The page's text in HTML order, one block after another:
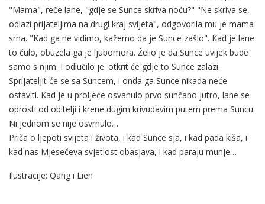
"Mama", reče lane, "gdje se Sunce skriva noću?" "Ne skriva se,
odlazi prijateljima na drugi kraj svijeta", odgovorila mu je mama
srna. "Kad ga ne vidimo, kažemo da je Sunce zašlo". Kad je lane
to čulo, obuzela ga je ljubomora. Želio je da Sunce uvijek bude
samo s njim. I odlučilo je: otkrit će gdje to Sunce zalazi.
Sprijateljit će se sa Suncem, i onda ga Sunce nikada neće
ostaviti. Kad je u proljeće osvanulo prvo sunčano jutro, lane se
oprosti od obitelji i krene dugim krivudavim putem prema Suncu.
Ni jednom se nije osvrnulo…
Priča o ljepoti svijeta i života, i kad Sunce sja, i kad pada kiša, i
kad nas Mjesečeva svjetlost obasjava, i kad paraju munje…
Ilustracije: Qang i Lien